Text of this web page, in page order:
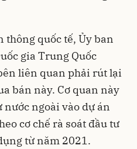
quốc tế, Ủy ban
gia Trung Quốc
liên quan phải rút lại
bán này. Cơ quan này
ngoài vào dự án
cơ chế rà soát đầu tư
từ năm 2021.